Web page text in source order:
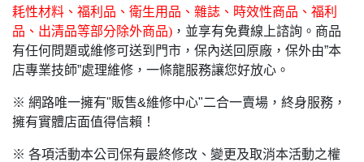
耗性材料、福利品、衛生用品、雜誌、時效性商品、福利
品、出清品等部分除外商品) ，並享有免費線上諮詢。商品
有任何問題或維修可送到門市，保內送回原廠，保外由”本
店專業技師”處理維修，一條龍服務讓您好放心。
※ 網路唯一擁有"販售&維修中心"二合一賣場，終身服務，
擁有實體店面值得信賴！
※ 各項活動本公司保有最終修改、變更及取消本活動之權